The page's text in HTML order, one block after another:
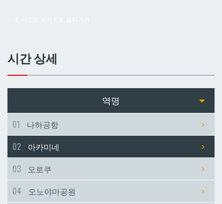
아사토
아사토
시간 상세
역명
01
나하공항
02
아카미네
03
오로쿠
04
오노야마공원